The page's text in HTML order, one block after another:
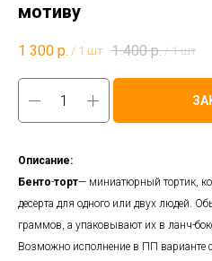
мотиву
1 300 р. / 1 шт 1 400 р. / 1 шт
Описание:
Бенто-торт— миниатюрный тортик,
десерта для одного или двух людей.
граммов, а упаковывают их в ланч-
Возможно исполнение в ПП варианте